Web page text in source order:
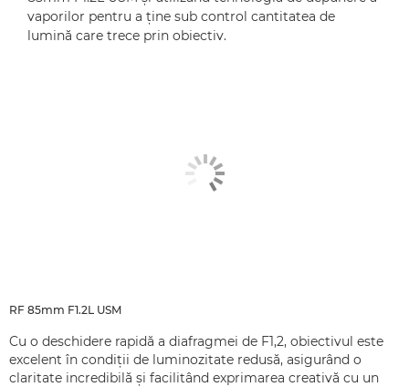
vaporilor pentru a ţine sub control cantitatea de
lumină care trece prin obiectiv.
RF 85mm F1.2L USM
Cu o deschidere rapidă a diafragmei de F1,2, obiectivul este
excelent în condiţii de luminozitate redusă, asigurând o
claritate incredibilă şi facilitând exprimarea creativă cu un